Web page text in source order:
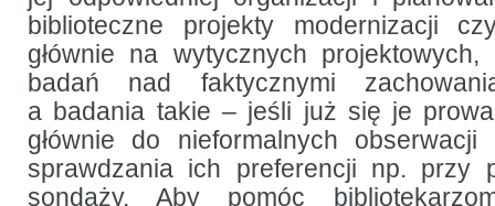
biblioteczne projekty modernizacji
głównie na wytycznych
badań nad faktycznymi
a badania takie – jeśli już się je
głównie do nieformalnych
sprawdzania ich preferencji np. przy
sondaży. Aby pomóc